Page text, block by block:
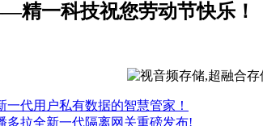
精一科技祝您劳动节快乐！
代用户私有数据的智慧管家！
拉全新一代隔离网关重磅发布!